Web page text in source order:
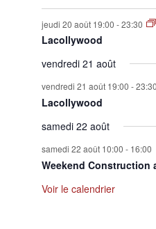
jeudi 20 août 19:00 -23:30
Lacollywood
vendredi 21 août
vendredi 21 août 19:00 -23:30
Lacollywood
samedi 22 août
samedi 22 août 10:00 - 16:00
Weekend Construction
Voir le calendrier